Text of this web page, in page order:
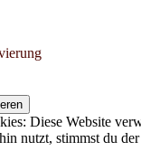
Diese Website
nutzt, stimmst du